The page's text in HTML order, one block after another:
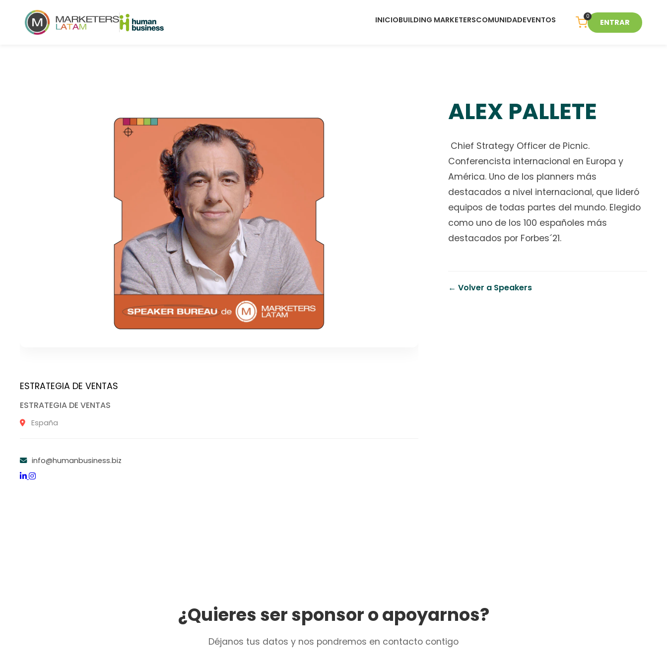
INICIOBUILDING MARKETERSCOMUNIDADEVENTOS 0
ENTRAR
ESTRATEGIA DE VENTAS
ESTRATEGIA DE VENTAS
España
info@humanbusiness.biz
ALEX PALLETE
Chief Strategy Officer de Picnic.
Conferencista internacional en Europa y
América. Uno de los planners más
destacados a nivel internacional, que lideró
equipos de todas partes del mundo. Elegido
como uno de los 100 españoles más
destacados por Forbes´21.
← Volver a Speakers
¿Quieres ser sponsor o apoyarnos?
Déjanos tus datos y nos pondremos en contacto contigo